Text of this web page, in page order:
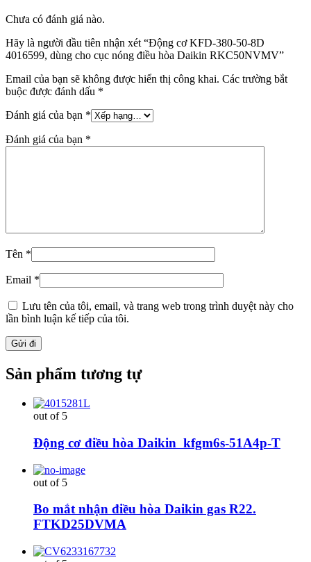
Chưa có đánh giá nào.
Hãy là người đầu tiên nhận xét “Động cơ KFD-380-50-8D
4016599, dùng cho cục nóng điều hòa Daikin RKC50NVMV”
Email của bạn sẽ không được hiển thị công khai. Các trường bắt
buộc được đánh dấu *
Đánh giá của bạn *
Đánh giá của bạn *
Tên *
Email *
Lưu tên của tôi, email, và trang web trong trình duyệt này cho
lần bình luận kế tiếp của tôi.
Sản phẩm tương tự
out of 5
Động cơ điều hòa Daikin kfgm6s-51A4p-T
out of 5
Bo mắt nhận điều hòa Daikin gas R22.
FTKD25DVMA